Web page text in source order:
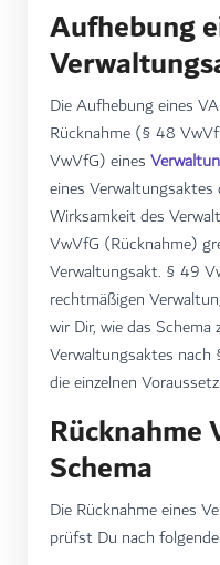
Aufhebung
Die Aufhebung eines
Rücknahme (§ 48
VwVfG) eines
eines
Wirksamkeit des
VwVfG (Rücknahme)
Verwaltungsakt. § 49
rechtmäßigen
wir Dir, wie das Schema
Verwaltungsaktes
die einzelnen
Schema
Die Rücknahme eines
prüfst Du nach